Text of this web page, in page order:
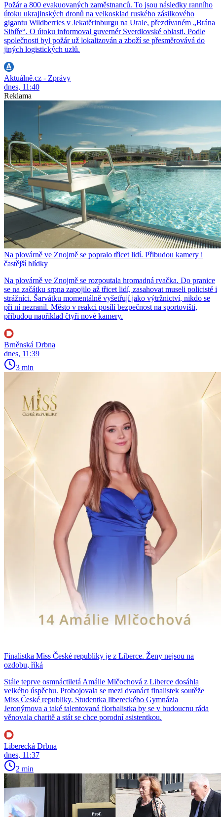
Požár a 800 evakuovaných zaměstnanců. To jsou následky ranního
útoku ukrajinských dronů na velkosklad ruského zásilkového
gigantu Wildberries v Jekatěrinburgu na Urale, přezdívaném „Brána
Sibiře“. O útoku informoval guvernér Sverdlovské oblasti. Podle
společnosti byl požár už lokalizován a zboží se přesměrovává do
jiných logistických uzlů.
Aktuálně.cz - Zprávy
dnes, 11:40
Reklama
Na plovárně ve Znojmě se popralo třicet lidí. Přibudou kamery i
častější hlídky
Na plovárně ve Znojmě se rozpoutala hromadná rvačka. Do pranice
se na začátku srpna zapojilo až třicet lidí, zasahovat museli policisté i
strážníci. Šarvátku momentálně vyšetřují jako výtržnictví, nikdo se
při ní nezranil. Město v reakci posílí bezpečnost na sportovišti,
přibudou například čtyři nové kamery.
Brněnská Drbna
dnes, 11:39
3 min
Finalistka Miss České republiky je z Liberce. Ženy nejsou na
ozdobu, říká
Stále teprve osmnáctiletá Amálie Mlčochová z Liberce dosáhla
velkého úspěchu. Probojovala se mezi dvanáct finalistek soutěže
Miss České republiky. Studentka libereckého Gymnázia
Jeronýmova a také talentovaná florbalistka by se v budoucnu ráda
věnovala charitě a stát se chce porodní asistentkou.
Liberecká Drbna
dnes, 11:37
2 min